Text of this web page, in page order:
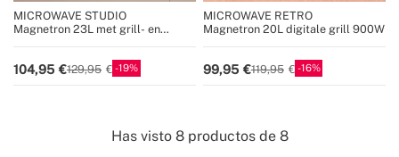
MICROWAVE STUDIO
Magnetron 23L met grill- en
104,95 129,95 19
MICROWAVE RETRO
Magnetron 20L digitale grill 900W
99,95 119,95 16
Has visto 8productos de 8